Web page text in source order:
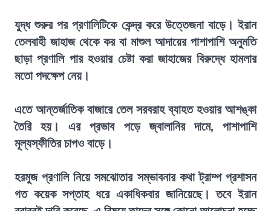
যুদ্ধ শুরুর পর প্রণালিটিকে কেন্দ্র করে উত্তেজনা বাড়ে। ইরান
তেলবাহী জাহাজ থেকে কর বা মাশুল আদায়ের পাশাপাশি অনুমতি
ছাড়া প্রণালি পার হওয়ার চেষ্টা করা জাহাজের বিরুদ্ধে হামলার
মতো পদক্ষেপ নেয়।
এতে আন্তর্জাতিক বাজারে তেল সরবরাহ ব্যাহত হওয়ার আশঙ্কা
তৈরি হয়। এর প্রভাব পড়ে জ্বালানির দামে, পাশাপাশি
মূল্যস্ফীতির চাপও বাড়ে।
হরমুজ প্রণালি নিয়ে সমঝোতার সম্ভাবনার কথা ট্রাম্প প্রশাসন
গত কয়েক সপ্তাহ ধরে একাধিকবার জানিয়েছে। তবে ইরান